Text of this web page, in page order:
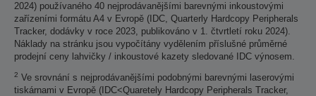
2024) používaného 40 nejprodávanějšími barevnými inkoustovými
zařízeními formátu A4 v Evropě (IDC, Quarterly Hardcopy Peripherals
Tracker, dodávky v roce 2023, publikováno v 1. čtvrtletí roku 2024).
Náklady na stránku jsou vypočítány vydělením příslušné průměrné
prodejní ceny lahvičky / inkoustové kazety sledované IDC výnosem.
2 Ve srovnání s nejprodávanějšími podobnými barevnými laserovými
tiskárnami v Evropě (IDC<Quaretely Hardcopy Peripherals Tracker,